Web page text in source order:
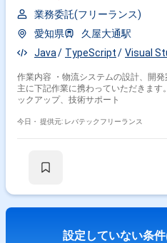
業務委託(フリーランス)
愛知県
久屋大通駅
Java
TypeScript Visual
作業内容 ・物流システムの設計、開
主に下記作業に携わっていただきま
ックアップ、技術サポート
今日・ 提供元: レバテックフリーランス
設定していない条